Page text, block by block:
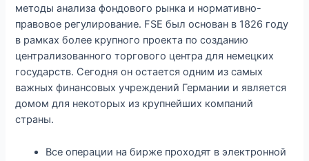
методы анализа фондового рынка и нормативно-
правовое регулирование. FSE был основан в 1826 году
в рамках более крупного проекта по созданию
централизованного торгового центра для немецких
государств. Сегодня он остается одним из самых
важных финансовых учреждений Германии и является
домом для некоторых из крупнейших компаний
страны.
Все операции на бирже проходят в электронной